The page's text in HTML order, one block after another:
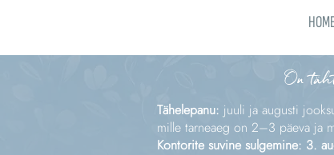
HOME
On
Tähelepanu: juuli ja augusti
mille tarneaeg on 2–3 päeva ja
Kontorite suvine sulgemine: 3.